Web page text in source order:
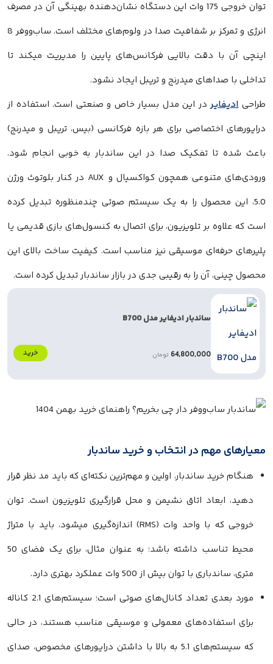
توان خروجی 175 وات این دستگاه نشان‌دهنده بهینگی آن در مصرف
انرژی و تمرکز بر شفافیت صدا در ولوم‌های مختلف است. ساب‌ووفر 8
آن با دقت بالایی فرکانس‌های پایین را مدیریت میکند تا
با صداهای میدرنج و تریبل ایجاد نشود.
ادیفایردر این مدل بسیار خاص و صنعتی است. استفاده از
اختصاصی برای هر بازه فرکانسی (بیس، تریبل و میدرنج)
شده تا تفکیک صدا در این ساندبار به خوبی انجام شود.
ورودی‌های متنوعی همچون کواکسیال و AUX در کنار بلوتوث ورژن
5.0، این محصول را به یک سیستم صوتی چندمنظوره تبدیل کرده
که علاوه بر تلویزیون، برای اتصال به کنسول‌های بازی قدیمی یا
حرفه‌ای موسیقی نیز مناسب است. کیفیت ساخت بالای این
چینی، آن را به رقیبی جدی در بازار ساندبار تبدیل کرده است.
ساندبار ادیفایر مدل B700
64,800,000تومان خرید
مهم در انتخاب و خرید ساندبار
هنگام خرید ساندبار، اولین و مهم‌ترین نکته‌ای که باید مد نظر قرار
دهید، ابعاد اتاق نشیمن و محل قرارگیری تلویزیون است. توان
خروجی که با واحد وات (RMS) اندازه‌گیری میشود، باید با متراژ
محیط تناسب داشته باشد؛ به عنوان مثال، برای یک فضای 50
متری، ساندباری با توان بیش از 500 وات عملکرد بهتری دارد.
مورد بعدی تعداد کانال‌های صوتی است؛ سیستم‌های 2.1 کاناله
برای استفاده‌های معمولی و موسیقی مناسب هستند، در حالی
که سیستم‌های 5.1 به بالا با داشتن درایورهای مخصوص، صدای